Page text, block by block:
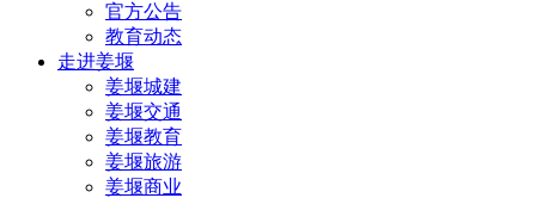
官方公告
教育动态
走进姜堰
姜堰城建
姜堰交通
姜堰教育
姜堰旅游
姜堰商业